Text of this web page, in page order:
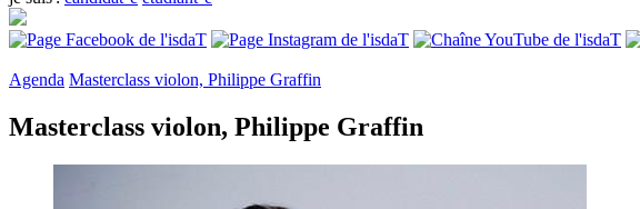
Agenda Masterclass violon, Philippe Graffin
Masterclass violon, Philippe Graffin